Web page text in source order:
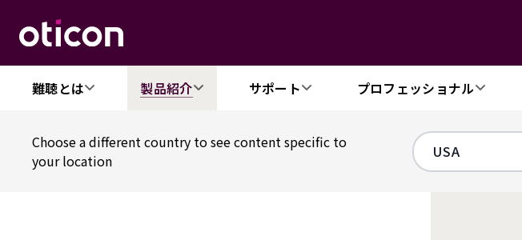
難聴とは 製品紹介 サポート プロフェッショナル
Choose a different country to see content specific to
your location